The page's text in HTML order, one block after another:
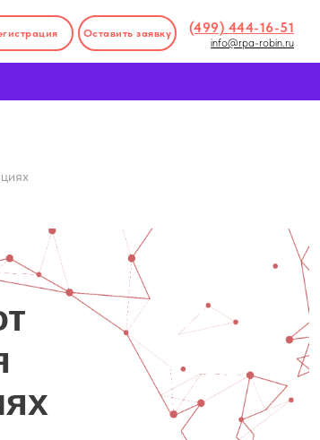
(499) 444-16-51
info@rpa-robin.ru
Оставить заявку